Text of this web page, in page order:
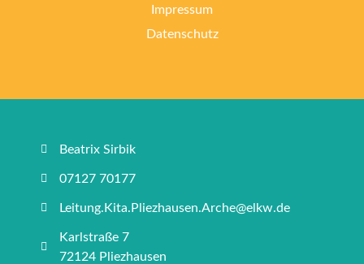
Impressum
Datenschutz
Beatrix Sirbik
07127 70177
Leitung.Kita.Pliezhausen.Arche@elkw.de
Karlstraße 7
72124 Pliezhausen